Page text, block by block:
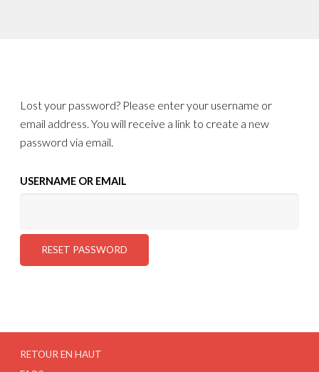
Lost your password? Please enter your username or
email address. You will receive a link to create a new
password via email.
USERNAME OR EMAIL
RESET PASSWORD
RETOUR EN HAUT